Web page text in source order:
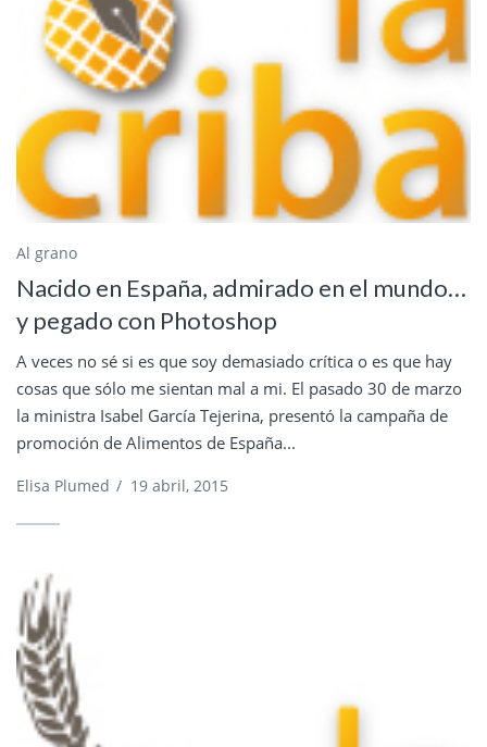
Al grano
Nacido en España, admirado en el mundo…
y pegado con Photoshop
A veces no sé si es que soy demasiado crítica o es que hay
cosas que sólo me sientan mal a mi. El pasado 30 de marzo
la ministra Isabel García Tejerina, presentó la campaña de
promoción de Alimentos de España...
Elisa Plumed / 19 abril, 2015